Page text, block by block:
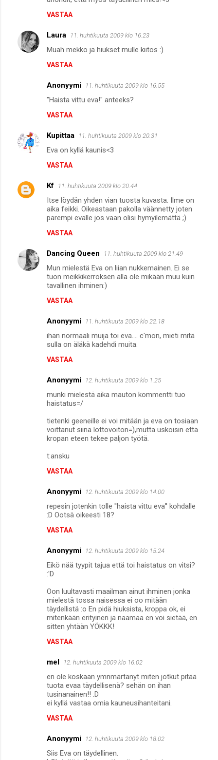
VASTAA
Laura 11. huhtikuuta 2009 klo 16.23
Muah mekko ja hiukset mulle kiitos :)
VASTAA
Anonyymi 11. huhtikuuta 2009 klo 16.55
"Haista vittu eva!" anteeks?
VASTAA
Kupittaa 11. huhtikuuta 2009 klo 20.31
Eva on kyllä kaunis<3
VASTAA
Kf 11. huhtikuuta 2009 klo 20.44
Itse löydän yhden vian tuosta kuvasta. Ilme on
aika feikki. Oikeastaan pakolla väännetty joten
parempi evalle jos vaan olisi hymyilemättä ;)
VASTAA
Dancing Queen 11. huhtikuuta 2009 klo 21.49
Mun mielestä Eva on liian nukkemainen. Ei se
tuon meikkikerroksen alla ole mikään muu kuin
tavallinen ihminen:)
VASTAA
Anonyymi 11. huhtikuuta 2009 klo 22.18
ihan normaali muija toi eva.... c'mon, mieti mitä
sulla on äläkä kadehdi muita.
VASTAA
Anonyymi 12. huhtikuuta 2009 klo 1.25
munki mielestä aika mauton kommentti tuo
haistatus=/
tietenki geeneille ei voi mitään ja eva on tosiaan
voittanut siinä lottovoiton=),mutta uskoisin että
kropan eteen tekee paljon työtä.
t:ansku
VASTAA
Anonyymi 12. huhtikuuta 2009 klo 14.00
repesin jotenkin tolle ''haista vittu eva'' kohdalle
:D Ootsä oikeesti 18?
VASTAA
Anonyymi 12. huhtikuuta 2009 klo 15.24
Eikö nää tyypit tajua että toi haistatus on vitsi?
:'D
Oon luultavasti maailman ainut ihminen jonka
mielestä tossa naisessa ei oo mitään
täydellistä :o En pidä hiuksista, kroppa ok, ei
mitenkään erityinen ja naamaa en voi sietää, en
sitten yhtään YÖKKK!
VASTAA
mel 12. huhtikuuta 2009 klo 16.02
en ole koskaan ymnmärtänyt miten jotkut pitää
tuota evaa täydellisenä? sehän on ihan
tusinanainen!! :D
ei kyllä vastaa omia kauneusihanteitani.
VASTAA
Anonyymi 12. huhtikuuta 2009 klo 18.02
Siis Eva on täydellinen.